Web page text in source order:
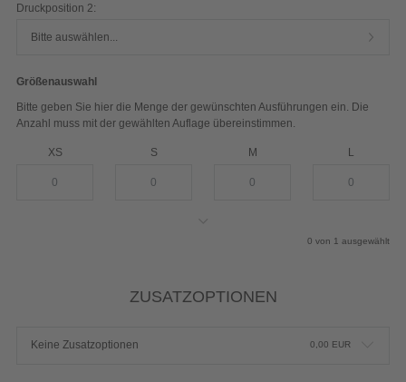
Druckposition 2:
Bitte auswählen...
Größenauswahl
Bitte geben Sie hier die Menge der gewünschten Ausführungen ein. Die
Anzahl muss mit der gewählten Auflage übereinstimmen.
XS S M L
0 von 1 ausgewählt
ZUSATZOPTIONEN
Keine Zusatzoptionen 0,00 EUR